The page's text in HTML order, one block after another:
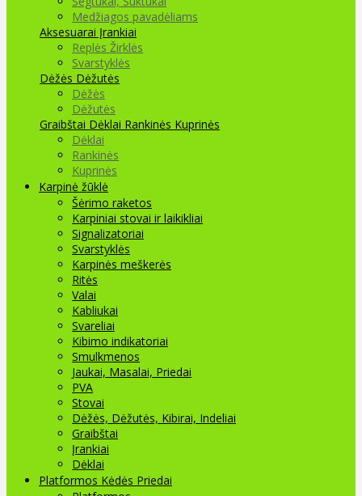
Medžiagos pavadėliams
Aksesuarai Įrankiai
Replės Žirklės
Svarstyklės
Dėžės Dėžutės
Dėžės
Dėžutės
Graibštai Dėklai Rankinės Kuprinės
Dėklai
Rankinės
Kuprinės
Karpinė žūklė
Šėrimo raketos
Karpiniai stovai ir laikikliai
Signalizatoriai
Svarstyklės
Karpinės meškerės
Ritės
Valai
Kabliukai
Svareliai
Kibimo indikatoriai
Smulkmenos
Jaukai, Masalai, Priedai
PVA
Stovai
Dėžės, Dėžutės, Kibirai, Indeliai
Graibštai
Įrankiai
Dėklai
Platformos Kėdės Priedai